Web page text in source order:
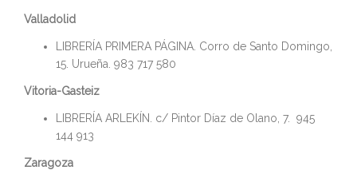
Valladolid
LIBRERÍA PRIMERA PÁGINA. Corro de Santo Domingo,
15. Urueña. 983 717 580
Vitoria-Gasteiz
LIBRERÍA ARLEKÍN. c/ Pintor Díaz de Olano, 7. 945
144 913
Zaragoza